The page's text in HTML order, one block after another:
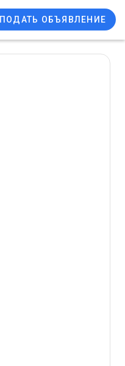
ПОДАТЬ ОБЪЯВЛЕНИЕ